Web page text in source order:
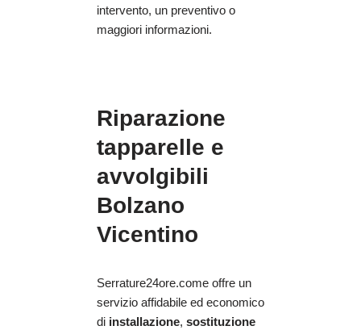
intervento, un preventivo o
maggiori informazioni.
Riparazione
tapparelle e
avvolgibili
Bolzano
Vicentino
Serrature24ore.come offre un
servizio affidabile ed economico
di installazione, sostituzione